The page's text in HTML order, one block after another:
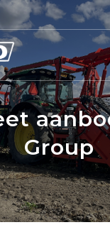
Group